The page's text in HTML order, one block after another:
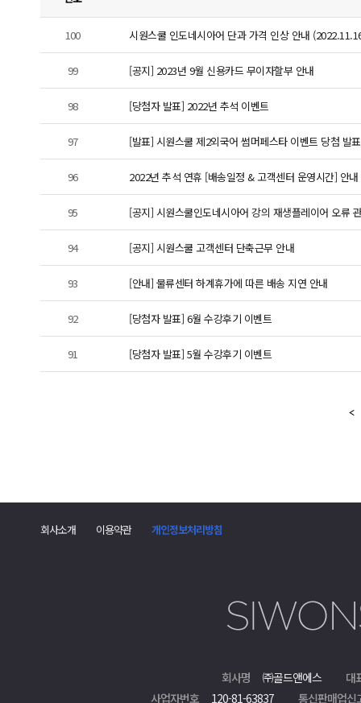
100 시원스쿨 인도네시아어 단과 가격 인상 안내
99 [공지] 2023년 9월 신용카드 무이자할부 안내
98 [당첨자 발표] 2022년 추석 이벤트
97 [발표] 시원스쿨 제2외국어 썸머페스타 이벤트 당첨 발
96 2022년 추석 연휴 [배송일정 & 고객센터 운영시간] 안내
95 [공지] 시원스쿨인도네시아어 강의 재생플레이어 오류
94 [공지] 시원스쿨 고객센터 단축근무 안내
93 [안내] 물류센터 하계휴가에 따른 배송 지연 안내
92 [당첨자 발표] 6월 수강후기 이벤트
91 [당첨자 발표] 5월 수강후기 이벤트
회사소개 이용약관 개인정보처리방침
회사명 ㈜골드앤에스
대
사업자번호
120-81-63837
통신판매업신